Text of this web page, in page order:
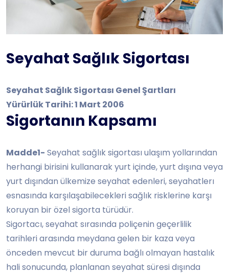
Seyahat Sağlık Sigortası
Seyahat Sağlık Sigortası Genel Şartları
Yürürlük Tarihi: 1 Mart 2006
Sigortanın Kapsamı
Madde1- Seyahat sağlık sigortası ulaşım yollarından
herhangi birisini kullanarak yurt içinde, yurt dışına veya
yurt dışından ülkemize seyahat edenleri, seyahatlerı
esnasında karşılaşabilecekleri sağlık risklerine karşı
koruyan bir özel sigorta türüdür.
Sigortacı, seyahat sırasında poliçenin geçerlilik
tarihleri arasında meydana gelen bir kaza veya
önceden mevcut bir duruma bağlı olmayan hastalık
hali sonucunda, planlanan seyahat süresi dışında